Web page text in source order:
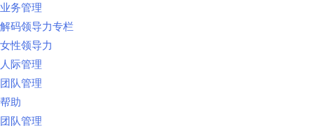
业务管理
解码领导力专栏
女性领导力
人际管理
团队管理
帮助
团队管理